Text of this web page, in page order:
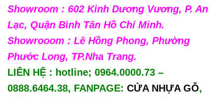
Showroom : 602 Kinh Dương Vương, P. An
Lạc, Quận Bình Tân Hồ Chí Minh.
Showrooom : Lê Hồng Phong, Phường
Phước Long, TP.Nha Trang.
LIÊN HỆ : hotline; 0964.0000.73 –
0888.6464.38, FANPAGE: CỬA NHỰA GỖ,